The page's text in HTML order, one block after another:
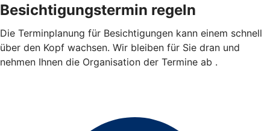
Besichtigungstermin regeln
Die Terminplanung für Besichtigungen kann einem schnell
über den Kopf wachsen. Wir bleiben für Sie dran und
nehmen Ihnen die Organisation der Termine ab .